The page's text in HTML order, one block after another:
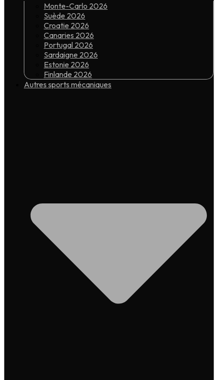
Monte-Carlo 2026
Suède 2026
Croatie 2026
Canaries 2026
Portugal 2026
Sardaigne 2026
Estonie 2026
Finlande 2026
Autres sports mécaniques